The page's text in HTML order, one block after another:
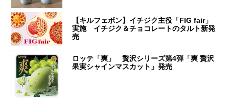
【キルフェボン】イチジク主役「FIG fair」
実施 イチジク＆チョコレートのタルト新発
売
ロッテ「爽」 贅沢シリーズ第4弾「爽 贅沢
果実シャインマスカット」発売